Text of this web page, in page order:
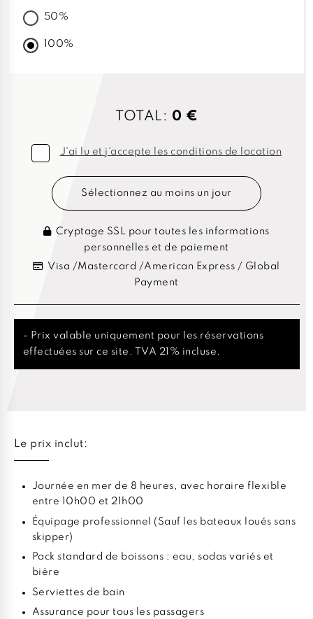
50%
100%
TOTAL: 0 €
J'ai lu et j'accepte les conditions de location
Sélectionnez au moins un jour
Cryptage SSL pour toutes les informations
personnelles et de paiement
Visa /Mastercard /American Express / Global
Payment
- Prix valable uniquement pour les réservations
effectuées sur ce site. TVA 21% incluse.
Le prix inclut:
Journée en mer de 8 heures, avec horaire flexible
entre 10h00 et 21h00
Équipage professionnel (Sauf les bateaux loués sans
skipper)
Pack standard de boissons : eau, sodas variés et
bière
Serviettes de bain
Assurance pour tous les passagers